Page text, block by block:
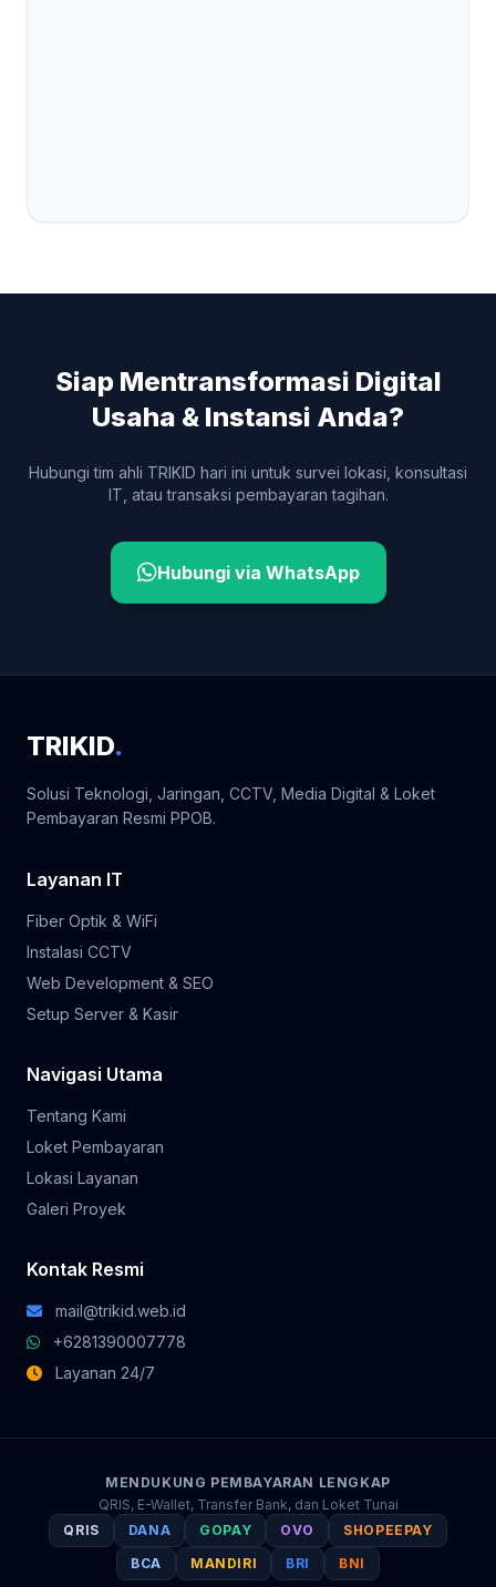
Siap Mentransformasi Digital
Usaha & Instansi Anda?
Hubungi tim ahli TRIKID hari ini untuk survei lokasi, konsultasi
IT, atau transaksi pembayaran tagihan.
Hubungi via WhatsApp
TRIKID.
Solusi Teknologi, Jaringan, CCTV, Media Digital & Loket
Pembayaran Resmi PPOB.
Layanan IT
Fiber Optik & WiFi
Instalasi CCTV
Web Development & SEO
Setup Server & Kasir
Navigasi Utama
Tentang Kami
Loket Pembayaran
Lokasi Layanan
Galeri Proyek
Kontak Resmi
mail@trikid.web.id
+6281390007778
Layanan 24/7
MENDUKUNG PEMBAYARAN LENGKAP
QRIS, E-Wallet, Transfer Bank, dan Loket Tunai
QRIS
DANA GOPAY OVO
SHOPEEPAY
BCA
MANDIRI BRI BNI